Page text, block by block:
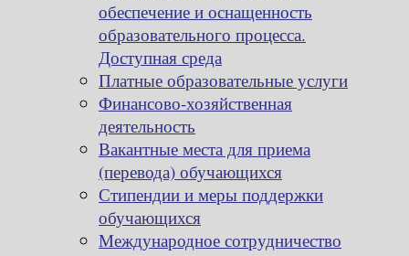
обеспечение и оснащенность
образовательного процесса.
Доступная среда
Платные образовательные услуги
Финансово-хозяйственная
деятельность
Вакантные места для приема
(перевода) обучающихся
Стипендии и меры поддержки
обучающихся
Международное сотрудничество